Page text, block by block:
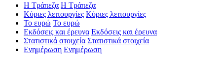
Η Τράπεζα Η Τράπεζα
Κύριες λειτουργίες Κύριες λειτουργίες
Το ευρώ Το ευρώ
Εκδόσεις και έρευνα Εκδόσεις και έρευνα
Στατιστικά στοιχεία Στατιστικά στοιχεία
Ενημέρωση Ενημέρωση